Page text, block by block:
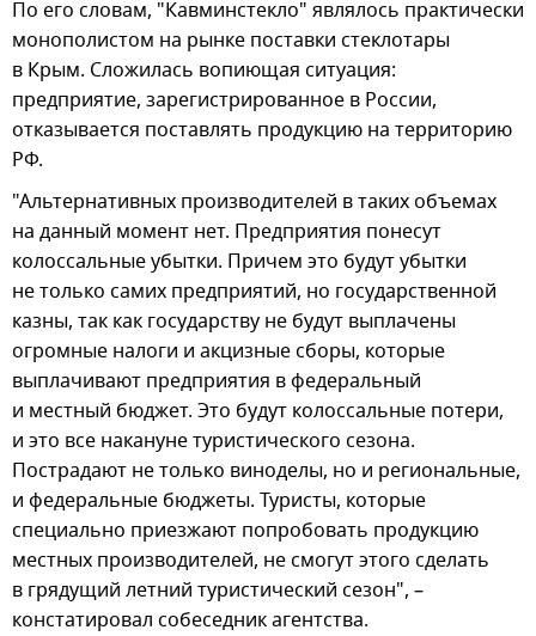
По его словам, "Кавминстекло" являлось практически
монополистом на рынке поставки стеклотары
в Крым. Сложилась вопиющая ситуация:
предприятие, зарегистрированное в России,
отказывается поставлять продукцию на территорию
РФ.
"Альтернативных производителей в таких объемах
на данный момент нет. Предприятия понесут
колоссальные убытки. Причем это будут убытки
не только самих предприятий, но государственной
казны, так как государству не будут выплачены
огромные налоги и акцизные сборы, которые
выплачивают предприятия в федеральный
и местный бюджет. Это будут колоссальные потери,
и это все накануне туристического сезона.
Пострадают не только виноделы, но и региональные,
и федеральные бюджеты. Туристы, которые
специально приезжают попробовать продукцию
местных производителей, не смогут этого сделать
в грядущий летний туристический сезон", –
констатировал собеседник агентства.